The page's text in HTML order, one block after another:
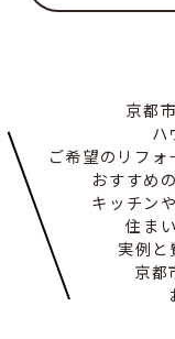
京都
ハ
ご希望のリフォ
おすすめ
キッチン
住ま
実例と
京都